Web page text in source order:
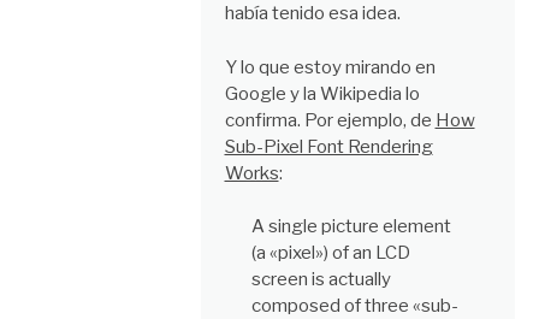
había tenido esa idea.
Y lo que estoy mirando en
Google y la Wikipedia lo
confirma. Por ejemplo, de How
Sub-Pixel Font Rendering
Works:
A single picture element
(a «pixel») of an LCD
screen is actually
composed of three «sub-